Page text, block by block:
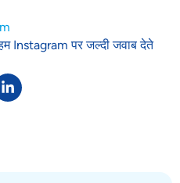
Instagram पर जल्दी जवाब देते